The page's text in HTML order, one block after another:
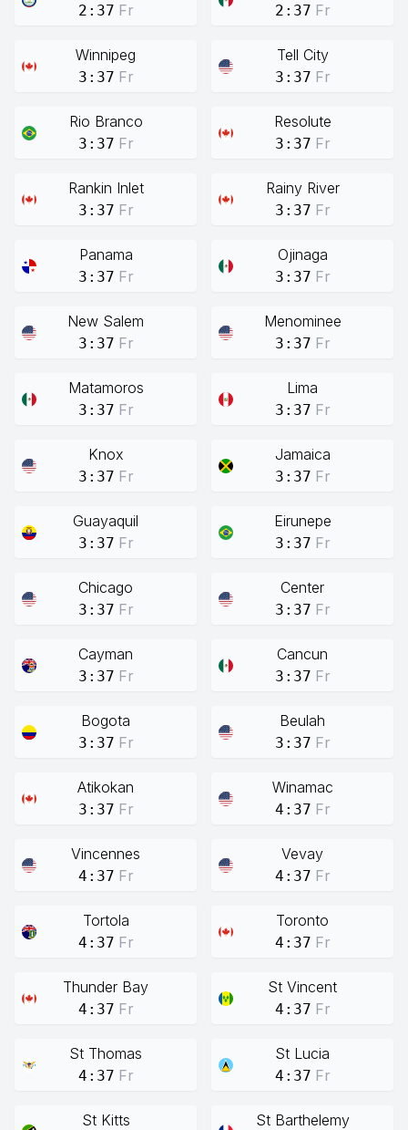
2:37 Fr 2:37 Fr
Winnipeg
3:37 Fr
Tell City
3:37 Fr
Rio Branco
3:37 Fr
Resolute
3:37 Fr
Rankin Inlet
3:37 Fr
Rainy River
3:37 Fr
Panama
3:37 Fr
Ojinaga
3:37 Fr
New Salem
3:37 Fr
Menominee
3:37 Fr
Matamoros
3:37 Fr
Lima
3:37 Fr
Knox
3:37 Fr
Jamaica
3:37 Fr
Guayaquil
3:37 Fr
Eirunepe
3:37 Fr
Chicago
3:37 Fr
Center
3:37 Fr
Cayman
3:37 Fr
Cancun
3:37 Fr
Bogota
3:37 Fr
Beulah
3:37 Fr
Atikokan
3:37 Fr
Winamac
4:37 Fr
Vincennes
4:37 Fr
Vevay
4:37 Fr
Tortola
4:37 Fr
Toronto
4:37 Fr
Thunder Bay
4:37 Fr
St Vincent
4:37 Fr
St Thomas
4:37 Fr
St Lucia
4:37 Fr
St Kitts St Barthelemy